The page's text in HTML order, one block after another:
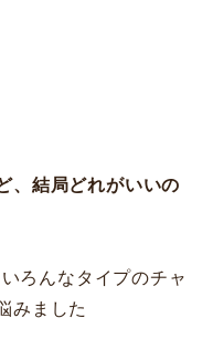
、結局どれがいいの
ろんなタイプのチャ
みました